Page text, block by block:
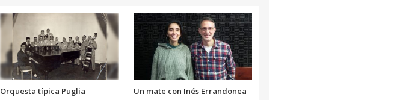
Orquesta típica Puglia
Un mate con Inés Errandonea